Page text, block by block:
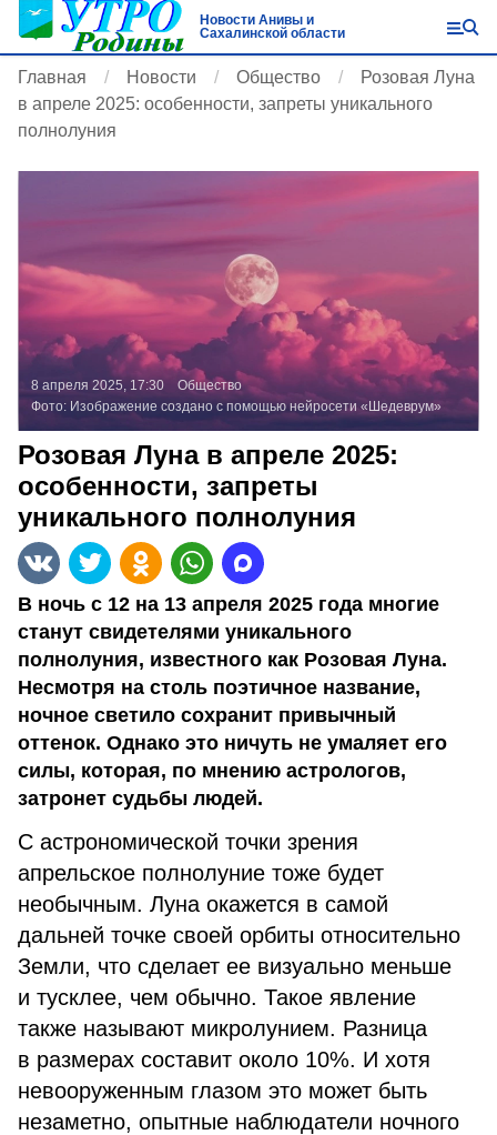
Новости Анивы и
Сахалинской области
Главная Новости Общество
Розовая Луна
в апреле 2025: особенности, запреты уникального
полнолуния
8 апреля 2025, 17:30
Общество
Фото: Изображение создано с помощью нейросети «Шедеврум»
Розовая Луна в апреле 2025:
особенности, запреты
уникального полнолуния
В ночь с 12 на 13 апреля 2025 года многие
станут свидетелями уникального
полнолуния, известного как Розовая Луна.
Несмотря на столь поэтичное название,
ночное светило сохранит привычный
оттенок. Однако это ничуть не умаляет его
силы, которая, по мнению астрологов,
затронет судьбы людей.
С астрономической точки зрения
апрельское полнолуние тоже будет
необычным. Луна окажется в самой
дальней точке своей орбиты относительно
Земли, что сделает ее визуально меньше
и тусклее, чем обычно. Такое явление
также называют микролунием. Разница
в размерах составит около 10%. И хотя
невооруженным глазом это может быть
незаметно, опытные наблюдатели ночного